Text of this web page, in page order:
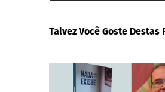
Talvez Você Goste Destas